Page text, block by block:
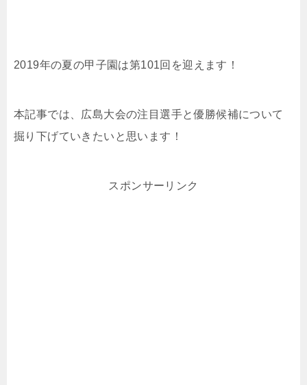
2019年の夏の甲子園は第101回を迎えます！
本記事では、広島大会の注目選手と優勝候補について
掘り下げていきたいと思います！
スポンサーリンク